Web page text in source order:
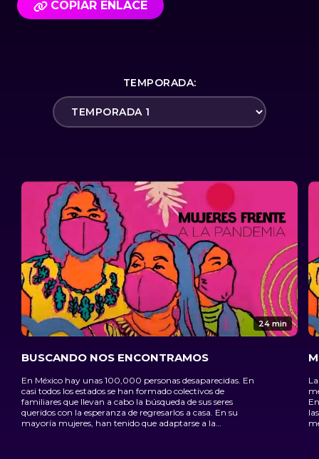
COPIAR ENLACE
TEMPORADA:
24 min
BUSCANDO NOS ENCONTRAMOS
En México hay unas 100,000 personas desaparecidas. En
casi todos los estados se han formado colectivos de
familiares que llevan a cabo la búsqueda de sus seres
queridos con la esperanza de regresarlos a casa. En su
mayoría mujeres, han tenido que adaptarse a la